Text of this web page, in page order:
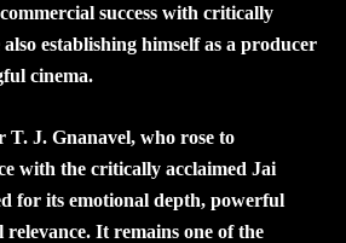
success with critically
establishing himself as a producer
cinema.
J. Gnanavel, who rose to
with the critically acclaimed Jai
for its emotional depth, powerful
It remains one of the